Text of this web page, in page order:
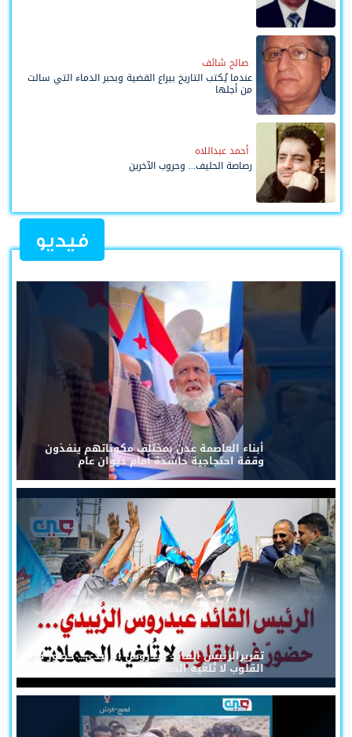
صالح شائف
عندما يُكتب التاريخ بيراع القضية وبحبر الدماء التي سالت
من أجلها
أحمد عبداللاه
رصاصة الحليف... وحروب الآخرين
فيديو
أبناء العاصمة عدن بمختلف مكوناتهم ينفذون
وقفة احتجاجية حاشدة أمام ديوان عام
تقريرالرئيس القائد عيدروس الزُبيدي... حضورٌ في
القلوب لا تُلغيه الحملات